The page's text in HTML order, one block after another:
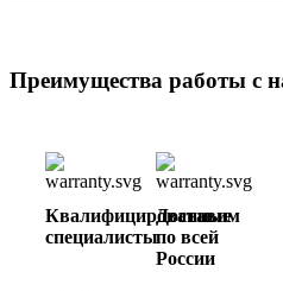
Преимущества работы с
Квалифицированные
специалисты
Доставим
по всей
России